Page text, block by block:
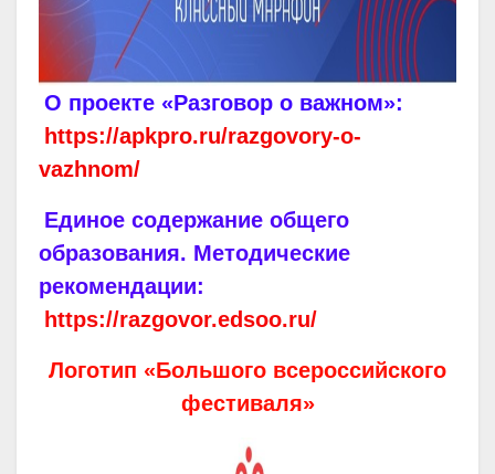
О проекте «Разговор о важном»:
https://apkpro.ru/razgovory-o-
vazhnom/
Единое содержание общего
образования. Методические
рекомендации:
https://razgovor.edsoo.ru/
Логотип «Большого всероссийского
фестиваля»